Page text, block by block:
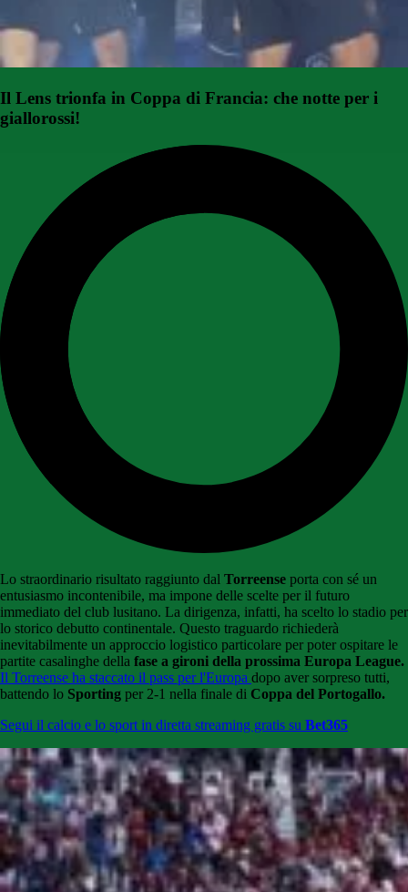
Il Lens trionfa in Coppa di Francia: che notte per i
giallorossi!
Lo straordinario risultato raggiunto dal Torreense porta con sé un
entusiasmo incontenibile, ma impone delle scelte per il futuro
immediato del club lusitano. La dirigenza, infatti, ha scelto lo stadio per
lo storico debutto continentale. Questo traguardo richiederà
inevitabilmente un approccio logistico particolare per poter ospitare le
partite casalinghe della fase a gironi della prossima Europa League.
Il Torreense ha staccato il pass per l'Europa dopo aver sorpreso tutti,
battendo lo Sporting per 2-1 nella finale di Coppa del Portogallo.
Segui il calcio e lo sport in diretta streaming gratis su Bet365